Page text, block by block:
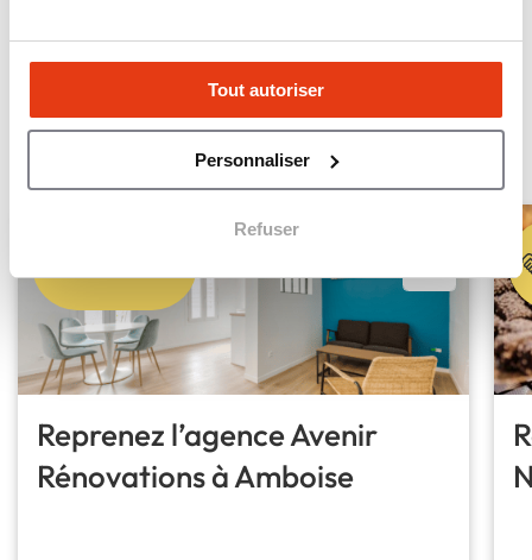
Tout autoriser
Personnaliser
Refuser
Les annonces les plus
urgentes
ANNONCES URGENTES
Reprenez l’agence Avenir
Rénovations à Amboise